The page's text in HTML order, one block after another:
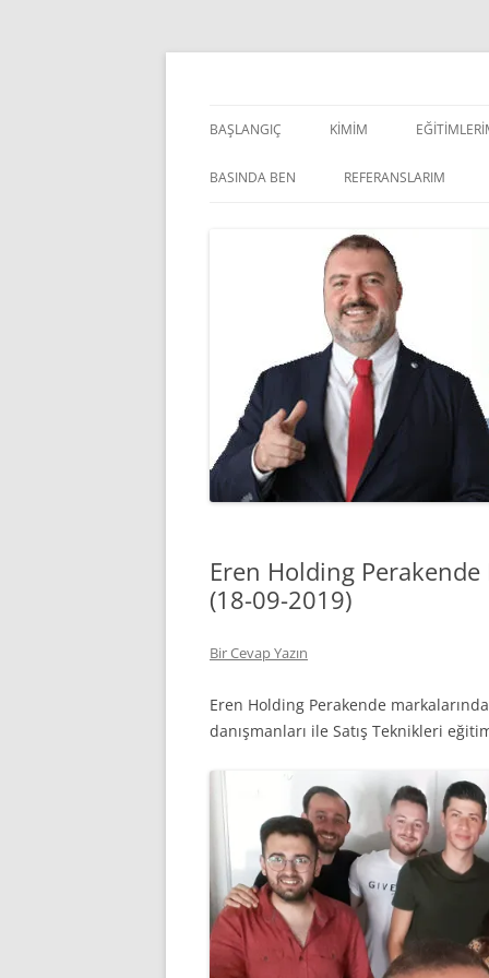
İçeriğe
BAŞLANGIÇ KIMIM
BASINDA BEN REFERANSLARIM
Eren Holding
(18-09-2019)
Bir Cevap Yazın
Eren Holding Perakende
danışmanları ile Satış Teknikleri